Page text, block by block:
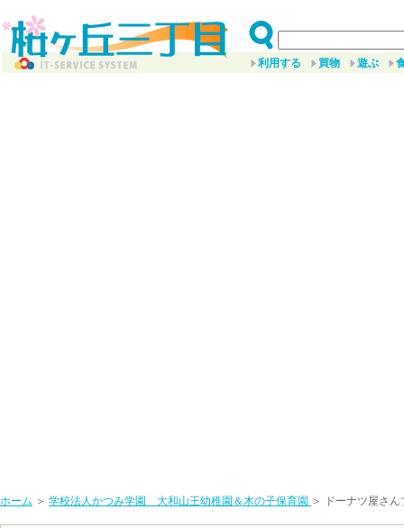
利用する 買物 遊ぶ
ホーム ＞ 学校法人かつみ学園 大和山王幼稚園＆木の子保育園 ＞ ドーナツ屋さ